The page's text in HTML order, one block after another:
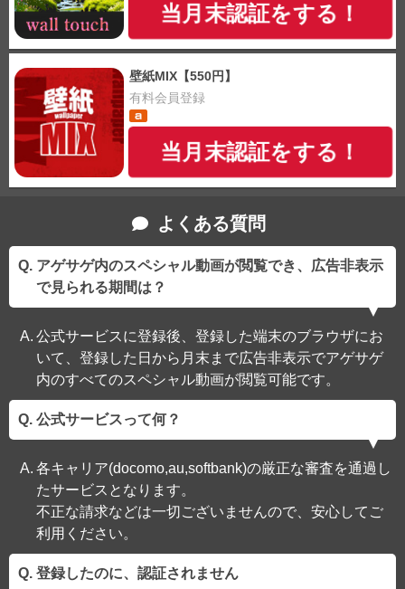
当月末認証をする！
壁紙MIX【550円】
有料会員登録
当月末認証をする！
よくある質問
アゲサゲ内のスペシャル動画が閲覧でき、広告非表示
で見られる期間は？
公式サービスに登録後、登録した端末のブラウザにお
いて、登録した日から月末まで広告非表示でアゲサゲ
内のすべてのスペシャル動画が閲覧可能です。
公式サービスって何？
各キャリア(docomo,au,softbank)の厳正な審査を通過し
たサービスとなります。
不正な請求などは一切ございませんので、安心してご
利用ください。
登録したのに、認証されません